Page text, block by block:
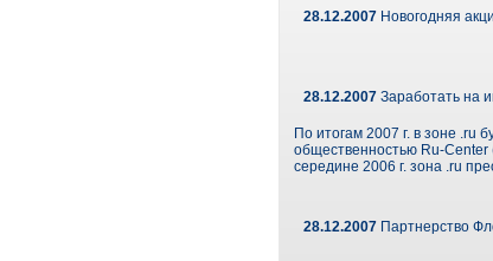
28.12.2007 Новогодняя
28.12.2007 Заработать на
По итогам 2007 г. в зоне .ru
общественностью Ru-Center
середине 2006 г. зона .ru
28.12.2007 Партнерство